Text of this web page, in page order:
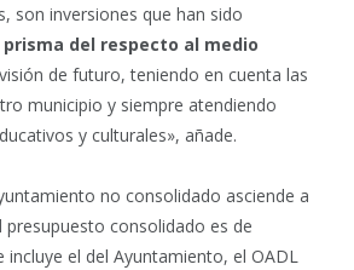
son inversiones que han sido
prisma del respecto al medio
de futuro, teniendo en cuenta las
municipio y siempre atendiendo
y culturales», añade.
no consolidado asciende a
presupuesto consolidado es de
incluye el del Ayuntamiento, el OADL